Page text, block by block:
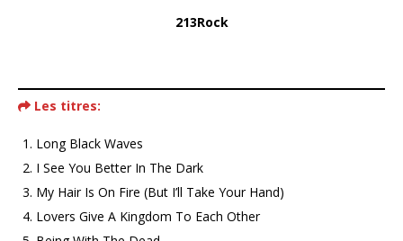
213Rock
Les titres:
Long Black Waves
I See You Better In The Dark
My Hair Is On Fire (But I’ll Take Your Hand)
Lovers Give A Kingdom To Each Other